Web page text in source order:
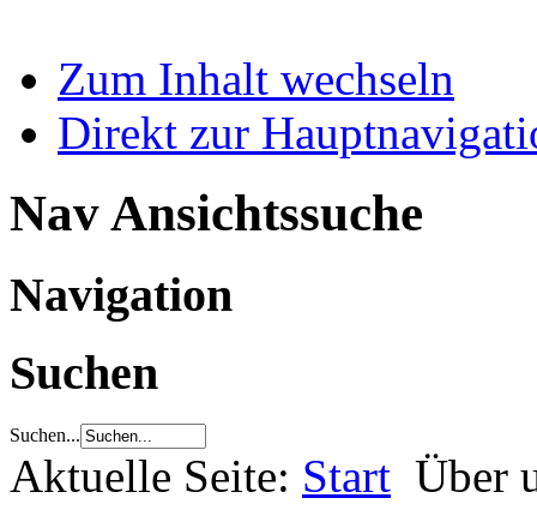
Zum Inhalt wechseln
Direkt zur
Nav Ansichtssuche
Navigation
Suchen
Suchen...
Aktuelle Seite: Start Über